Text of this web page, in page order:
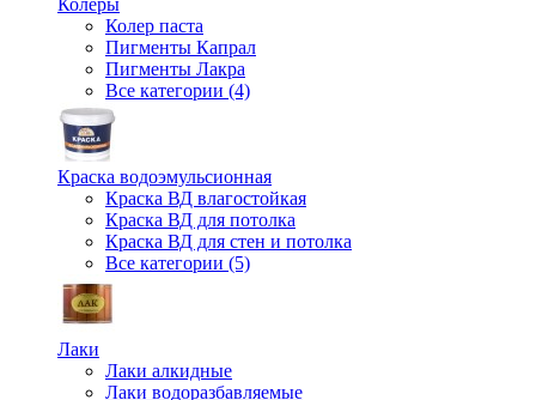
Колер паста
Пигменты Капрал
Пигменты Лакра
Все категории (4)
Краска водоэмульсионная
Краска ВД влагостойкая
Краска ВД для потолка
Краска ВД для стен и потолка
Все категории (5)
Лаки
Лаки алкидные
Лаки водоразбавляемые